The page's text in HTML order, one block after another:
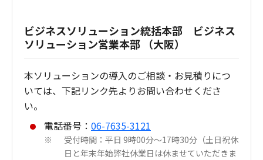
ビジネスソリューション統括本部 ビジネス
ソリューション営業本部 （大阪）
本ソリューションの導入のご相談・お見積りにつ
いては、下記リンク先よりお問い合わせくださ
い。
電話番号： 06-7635-3121
※
受付時間：平日 9時00分～17時30分（土日祝休
日と年末年始弊社休業日は休ませていただきま